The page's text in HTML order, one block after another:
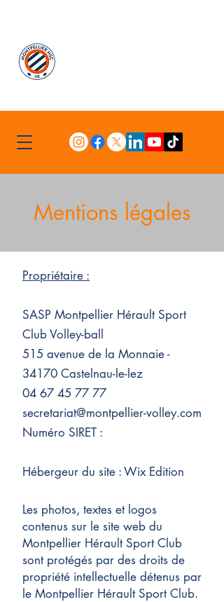
Mentions légales
Propriétaire :
SASP Montpellier Hérault Sport
Club Volley-ball
515 avenue de la Monnaie -
34170 Castelnau-le-lez
04 67 45 77 77
secretariat@montpellier-volley.com
Numéro SIRET :
Hébergeur du site : Wix Edition
Les photos, textes et logos
contenus sur le site web du
Montpellier Hérault Sport Club
sont protégés par des droits de
propriété intellectuelle détenus par
le Montpellier Hérault Sport Club.